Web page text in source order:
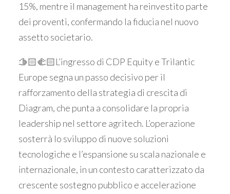
15%, mentre il management ha reinvestito parte
dei proventi, confermando la fiducia nel nuovo
assetto societario.
🫱🏻‍🫲🏻L’ingresso di CDP Equity e Trilantic
Europe segna un passo decisivo per il
rafforzamento della strategia di crescita di
Diagram, che punta a consolidare la propria
leadership nel settore agritech. L’operazione
sosterrà lo sviluppo di nuove soluzioni
tecnologiche e l’espansione su scala nazionale e
internazionale, in un contesto caratterizzato da
crescente sostegno pubblico e accelerazione